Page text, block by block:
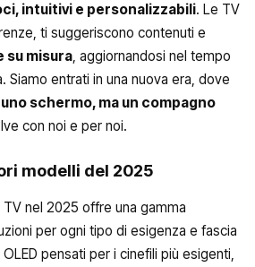
intuitivi e personalizzabili. Le TV
ti suggeriscono contenuti e
misura, aggiornandosi nel tempo
Siamo entrati in una nuova era, dove
schermo, ma un compagno
con noi e per noi.
modelli del 2025
nel 2025 offre una gamma
per ogni tipo di esigenza e fascia
pensati per i cinefili più esigenti,